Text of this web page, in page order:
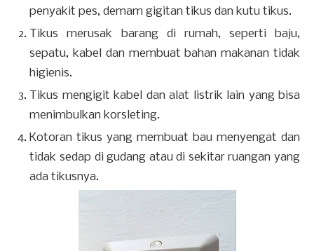
penyakit pes, demam gigitan tikus dan kutu tikus.
Tikus merusak barang di rumah, seperti baju,
sepatu, kabel dan membuat bahan makanan tidak
higienis.
Tikus mengigit kabel dan alat listrik lain yang bisa
menimbulkan korsleting.
Kotoran tikus yang membuat bau menyengat dan
tidak sedap di gudang atau di sekitar ruangan yang
ada tikusnya.